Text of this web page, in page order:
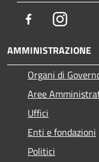
Facebook
AMMINISTRAZIONE
Organi di
Aree
Uffici
Enti e fondazioni
Politici